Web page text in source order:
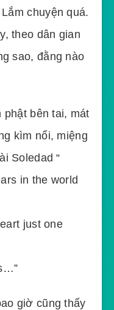
chuyện quá.
theo dân gian
sao, đằng nào
phật bên tai, mát
kìm nổi, miệng
Soledad “
in the world
just one
giờ cũng thấy